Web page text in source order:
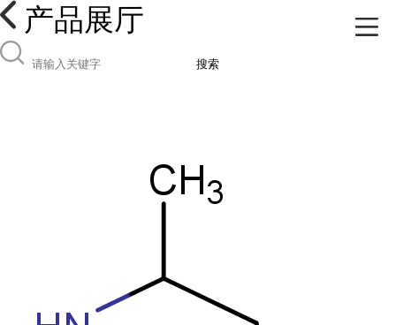
产品展厅
搜索